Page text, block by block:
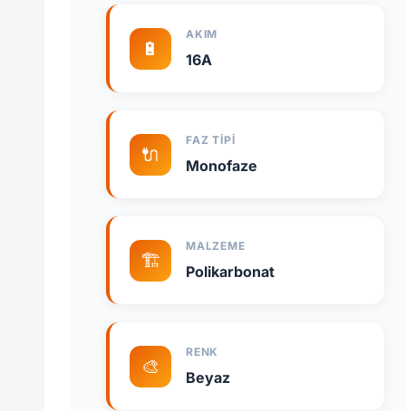
🔋
AKIM
16A
🔌
FAZ TIPI
Monofaze
🏗️
MALZEME
Polikarbonat
🎨
RENK
Beyaz